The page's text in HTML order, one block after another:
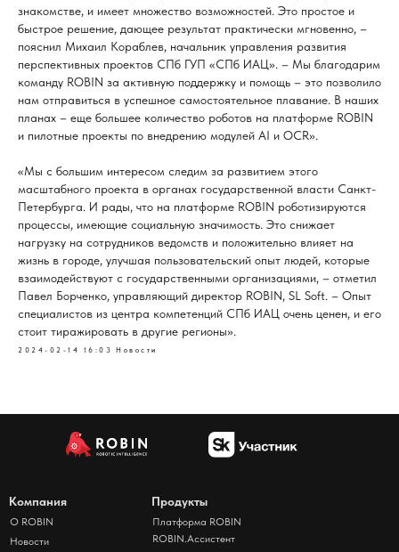
знакомстве, и имеет множество возможностей. Это простое и
быстрое решение, дающее результат практически мгновенно, –
пояснил Михаил Кораблев, начальник управления развития
перспективных проектов СПб ГУП «СПб ИАЦ». – Мы благодарим
команду ROBIN за активную поддержку и помощь – это позволило
нам отправиться в успешное самостоятельное плавание. В наших
планах – еще большее количество роботов на платформе ROBIN
и пилотные проекты по внедрению модулей AI и OCR».
«Мы с большим интересом следим за развитием этого
масштабного проекта в органах государственной власти Санкт-
Петербурга. И рады, что на платформе ROBIN роботизируются
процессы, имеющие социальную значимость. Это снижает
нагрузку на сотрудников ведомств и положительно влияет на
жизнь в городе, улучшая пользовательский опыт людей, которые
взаимодействуют с государственными организациями, – отметил
Павел Борченко, управляющий директор ROBIN, SL Soft. – Опыт
специалистов из центра компетенций СПб ИАЦ очень ценен, и его
стоит тиражировать в другие регионы».
2024-02-14 16:03 Новости
Компания
О ROBIN
Новости
Продукты
Платформа ROBIN
ROBIN.Ассистент